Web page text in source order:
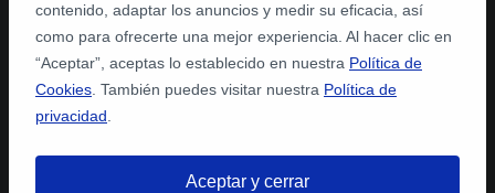
contenido, adaptar los anuncios y medir su eficacia, así
como para ofrecerte una mejor experiencia. Al hacer clic en
“Aceptar”, aceptas lo establecido en nuestra Política de
Cookies . También puedes visitar nuestra Política de
privacidad
Aceptar y cerrar